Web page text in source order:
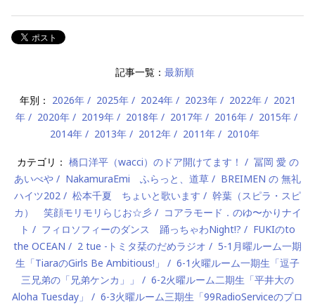
記事一覧： 最新順
年別： 2026年 2025年 2024年 2023年 2022年
2021
年
2020年 2019年 2018年 2017年 2016年
2015年
2014年
2013年 2012年 2011年 2010年
カテゴリ： 橋口洋平（wacci）のドア開けてます！
冨岡 愛 の
あいべや
NakamuraEmi ふらっと、道草
BREIMEN の 無礼
ハイツ202
松本千夏 ちょいと歌います
幹葉（スピラ・スピ
カ） 笑顔モリモリらじお☆彡
コアラモード．のゆ〜かりナイ
ト
フィロソフィーのダンス 踊っちゃわNight!?
FUKIのto
the OCEAN
2 tue -トミタ栞のだめラジオ
5-1月曜ルーム一期
生「TiaraのGirls Be Ambitious!」
6-1火曜ルーム一期生「逗子
三兄弟の「兄弟ケンカ」」
6-2火曜ルーム二期生「平井大の
Aloha Tuesday」
6-3火曜ルーム三期生「99RadioServiceのプロ